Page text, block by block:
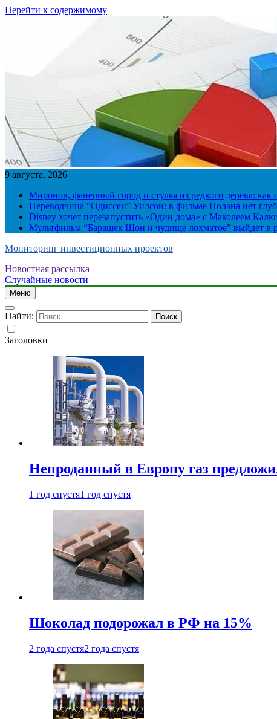
Перейти к содержимому
9 августа, 2026
Миронов, фанерный город и стулья из редкого дерева:
Переводчица “Одиссеи” Уилсон: в фильме Нолана нет
Disney хочет перезапустить «Один дома» с Маколеем
Мультфильм “Барашек Шон и чудище лохматое” выйдет в
Мониторинг инвестиционных проектов
Новостная рассылка
Случайные новости
Меню
Найти:
Заголовки
Непроданный в Европу газ
1 год спустя1 год спустя
Шоколад подорожал в РФ на 15%
2 года спустя2 года спустя